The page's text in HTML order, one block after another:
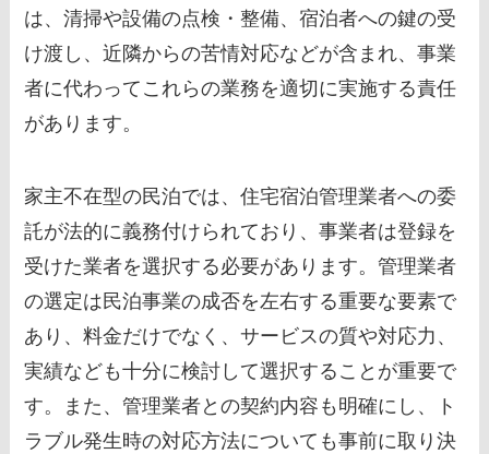
は、清掃や設備の点検・整備、宿泊者への鍵の受
け渡し、近隣からの苦情対応などが含まれ、事業
者に代わってこれらの業務を適切に実施する責任
があります。
家主不在型の民泊では、住宅宿泊管理業者への委
託が法的に義務付けられており、事業者は登録を
受けた業者を選択する必要があります。管理業者
の選定は民泊事業の成否を左右する重要な要素で
あり、料金だけでなく、サービスの質や対応力、
実績なども十分に検討して選択することが重要で
す。また、管理業者との契約内容も明確にし、ト
ラブル発生時の対応方法についても事前に取り決